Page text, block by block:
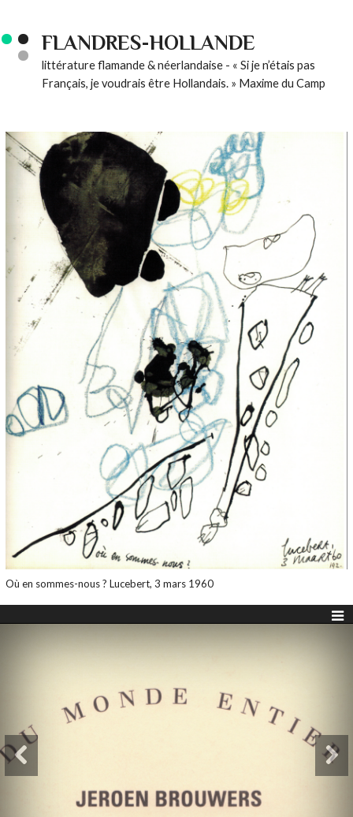
FLANDRES-HOLLANDE
littérature flamande & néerlandaise - « Si je n’étais pas
Français, je voudrais être Hollandais. » Maxime du Camp
Où en sommes-nous ? Lucebert, 3 mars 1960